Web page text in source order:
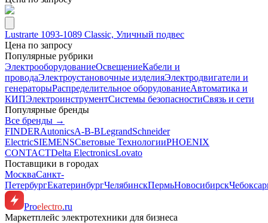
Lustrarte 1093-1089 Classic, Уличный подвес
Цена по запросу
Популярные рубрики
ЭлектрооборудованиеОсвещениеКабели и
проводаЭлектроустановочные изделияЭлектродвигатели и
генераторыРаспределительное оборудованиеАвтоматика и
КИПЭлектроинструментСистемы безопасностиСвязь и сети
Популярные бренды
Все бренды →
FINDERAutonicsA-B-BLegrandSchneider
ElectricSIEMENSСветовые ТехнологииPHOENIX
CONTACTDelta ElectronicsLovato
Поставщики в городах
МоскваСанкт-
ПетербургЕкатеринбургЧелябинскПермьНовосибирск
Proelectro.ru
Маркетплейс электротехники для бизнеса